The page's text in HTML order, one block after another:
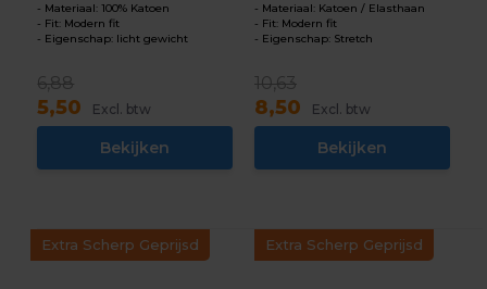
Materiaal: 100% Katoen
Fit: Modern fit
Eigenschap: licht gewicht
6,88
5,50 Excl. btw
Bekijken
Materiaal: Katoen / Elasthaan
Fit: Modern fit
Eigenschap: Stretch
10,63
8,50 Excl. btw
Bekijken
Extra Scherp Geprijsd Extra Scherp Geprijsd